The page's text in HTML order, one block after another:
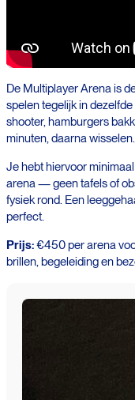
De Multiplayer Arena is
spelen tegelijk in
shooter, hamburgers
minuten, daarna wisselen.
Je hebt hiervoor
arena — geen tafels of
fysiek rond. Een
perfect.
Prijs:€450 per arena
brillen, begeleiding en